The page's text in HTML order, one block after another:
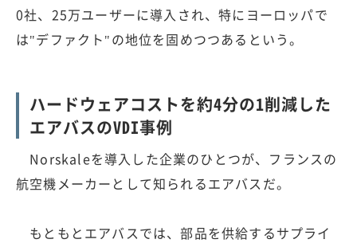
0社、25万ユーザーに導入され、特にヨーロッパで
は"デファクト"の地位を固めつつあるという。
ハードウェアコストを約4分の1削減した
エアバスのVDI事例
Norskaleを導入した企業のひとつが、フランスの
航空機メーカーとして知られるエアバスだ。
もともとエアバスでは、部品を供給するサプライ